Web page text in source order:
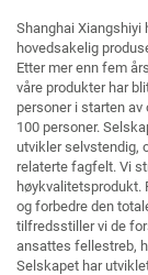
Shanghai Xiangshiyi
hovedsakelig
Etter mer enn fem
våre produkter har
personer i starten
100 personer.
utvikler selvstendig,
relaterte fagfelt. Vi
høykvalitetsprodukt.
og forbedre den
tilfredsstiller vi de
ansattes fellestreb,
Selskapet har